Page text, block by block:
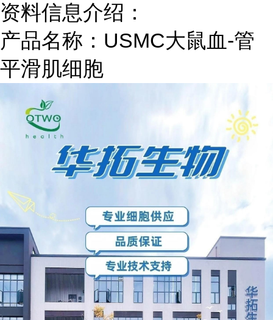
资料信息介绍：
产品名称：USMC大鼠血-管
平滑肌细胞